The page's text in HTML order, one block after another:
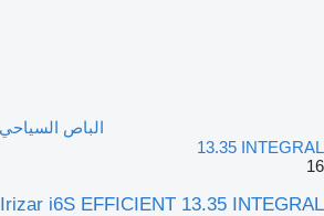
13.35 INTEGRAL
16
Irizar i6S EFFICIENT 13.35 INTEGRAL